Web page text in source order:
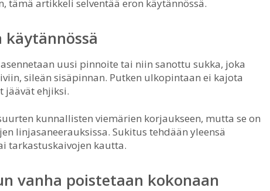
tämä artikkeli selventää eron käytännössä.
uusi pinnoite tai niin sanottu sukka, joka
sileän sisäpinnan. Putken ulkopintaan ei kajota
jäävät ehjiksi.
kunnallisten viemärien korjaukseen, mutta se on
linjasaneerauksissa. Sukitus tehdään yleensä
tarkastuskaivojen kautta.
vanha poistetaan kokonaan